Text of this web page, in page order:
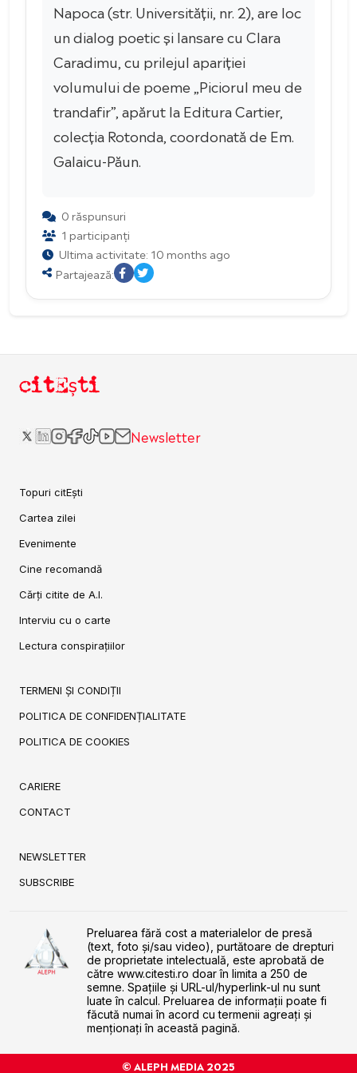
Napoca (str. Universității, nr. 2), are loc
un dialog poetic și lansare cu Clara
Caradimu, cu prilejul apariției
volumului de poeme „Piciorul meu de
trandafir”, apărut la Editura Cartier,
colecția Rotonda, coordonată de Em.
Galaicu-Păun.
0 răspunsuri
1 participanți
Ultima activitate: 10 months ago
Partajează:
citEști
Newsletter
Topuri citEști
Cartea zilei
Evenimente
Cine recomandă
Cărți citite de A.I.
Interviu cu o carte
Lectura conspirațiilor
TERMENI ȘI CONDIȚII
POLITICA DE CONFIDENȚIALITATE
POLITICA DE COOKIES
CARIERE
CONTACT
NEWSLETTER
SUBSCRIBE
Preluarea fără cost a materialelor de presă
(text, foto și/sau video), purtătoare de drepturi
de proprietate intelectuală, este aprobată de
către www.citesti.ro doar în limita a 250 de
semne. Spaţiile şi URL-ul/hyperlink-ul nu sunt
luate în calcul. Preluarea de informaţii poate fi
făcută numai în acord cu termenii agreaţi şi
menţionaţi în această pagină.
© ALEPH MEDIA 2025